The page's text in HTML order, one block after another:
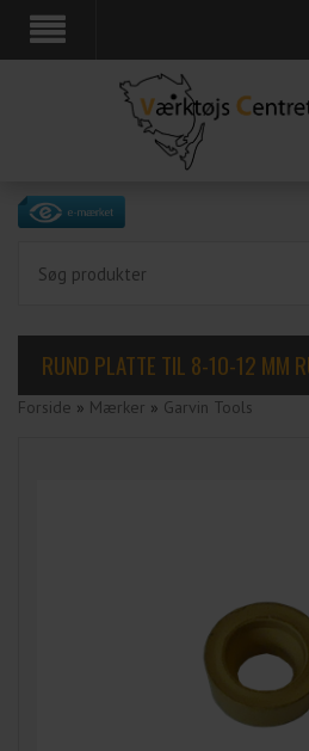
RUND PLATTE TIL 8-10-12 MM
Forside » Mærker » Garvin Tools